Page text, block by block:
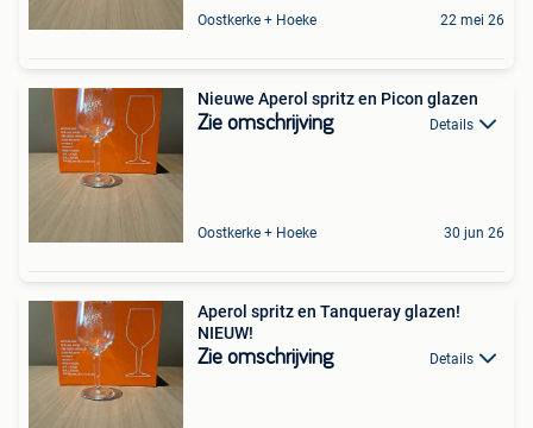
Oostkerke + Hoeke 22 mei 26
Nieuwe Aperol spritz en Picon glazen
Zie omschrijving Details
Oostkerke + Hoeke 30 jun 26
Aperol spritz en Tanqueray glazen!
NIEUW!
Zie omschrijving Details